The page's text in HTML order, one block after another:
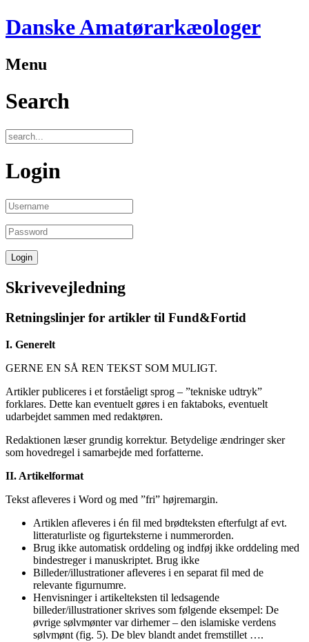
Danske Amatørarkæologer
Menu
Search
Login
Skrivevejledning
Retningslinjer for artikler til Fund&Fortid
I. Generelt
GERNE EN SÅ REN TEKST SOM MULIGT.
Artikler publiceres i et forståeligt sprog – ”tekniske udtryk”
forklares. Dette kan eventuelt gøres i en faktaboks, eventuelt
udarbejdet sammen med redaktøren.
Redaktionen læser grundig korrektur. Betydelige ændringer sker
som hovedregel i samarbejde med forfatterne.
II. Artikelformat
Tekst afleveres i Word og med ”fri” højremargin.
Artiklen afleveres i én fil med brødteksten efterfulgt af evt.
litteraturliste og figurteksterne i nummerorden.
Brug ikke automatisk orddeling og indføj ikke orddeling med
bindestreger i manuskriptet. Brug ikke
Billeder/illustrationer afleveres i en separat fil med de
relevante figurnumre.
Henvisninger i artikelteksten til ledsagende
billeder/illustrationer skrives som følgende eksempel: De
øvrige sølvmønter var dirhemer – den islamiske verdens
sølvmønt (fig. 5). De blev blandt andet fremstillet ….